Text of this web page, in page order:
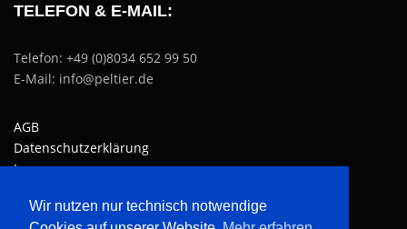
TELEFON & E-MAIL:
Telefon: +49 (0)8034 652 99 50
E-Mail: info@peltier.de
AGB
Datenschutzerklärung
Impressum
Website erstellt vonSEObest
Wir nutzen nur technisch notwendige